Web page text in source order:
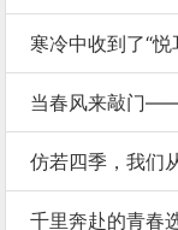
寒冷中收到了“悦
当春风来敲门
仿若四季，我们
千里奔赴的青春